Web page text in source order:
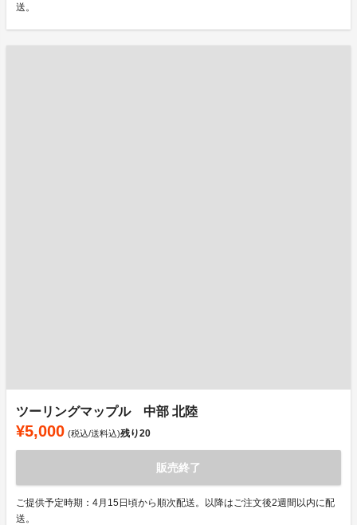
送。
ツーリングマップル 中部 北陸
¥5,000 (税込/送料込)残り20
販売終了
ご提供予定時期：4月15日頃から順次配送。以降はご注文後2週間以内に配
送。